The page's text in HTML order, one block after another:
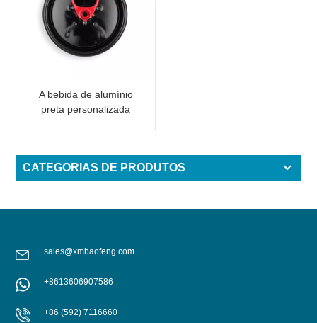
A bebida de alumínio
preta personalizada
CATEGORIAS DE PRODUTOS
sales@xmbaofeng.com
+8613606907586
+86 (592) 7116660